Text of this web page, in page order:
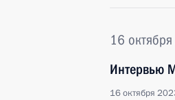
16
Интервью
16 октября